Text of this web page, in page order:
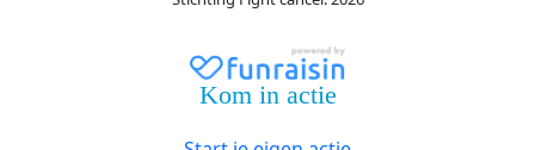
Kom in actie